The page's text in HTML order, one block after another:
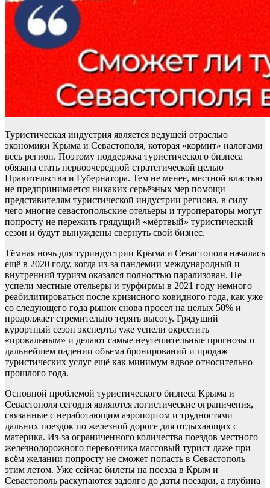
Туристическая индустрия является ведущей отраслью
экономики Крыма и Севастополя, которая «кормит» налогами
весь регион. Поэтому поддержка туристического бизнеса
обязана стать первоочередной стратегической целью
Правительства и Губернатора. Тем не менее, местной властью
не предпринимается никаких серьёзных мер помощи
представителям туристической индустрии региона, в силу
чего многие севастопольские отельеры и туроператоры могут
попросту не пережить грядущий «мёртвый» туристический
сезон и будут вынуждены свернуть свой бизнес.
Тёмная ночь для туриндустрии Крыма и Севастополя началась
ещё в 2020 году, когда из-за пандемии международный и
внутренний туризм оказался полностью парализован. Не
успели местные отельеры и турфирмы в 2021 году немного
реабилитироваться после кризисного ковидного года, как уже
со следующего года рынок снова просел на целых 50% и
продолжает стремительно терять высоту. Грядущий
курортный сезон эксперты уже успели окрестить
«провальным» и делают самые неутешительные прогнозы о
дальнейшем падении объема бронирований и продаж
туристических услуг ещё как минимум вдвое относительно
прошлого года.
Основной проблемой туристического бизнеса Крыма и
Севастополя сегодня являются логистические ограничения,
связанные с неработающим аэропортом и трудностями
дальних поездок по железной дороге для отдыхающих с
материка. Из-за ограниченного количества поездов местного
железнодорожного перевозчика массовый турист даже при
всём желании попросту не сможет попасть в Севастополь
этим летом. Уже сейчас билеты на поезда в Крым и
Севастополь раскупаются задолго до даты поездки, а глубина